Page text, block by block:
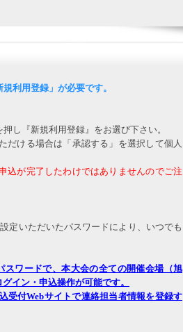
利用登録」が必要です。
押し『新規利用登録』をお選び下さい。
だける場合は「承認する」を選択して個人
込が完了したわけではありませんのでご注
定いただいたパスワードにより、いつでも
ワードで、本大会の全ての開催会場（旭
イン・申込操作が可能です。
受付Webサイトで連絡担当者情報を登録す